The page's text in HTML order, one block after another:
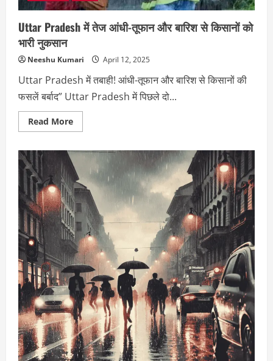
Uttar Pradesh में तेज आंधी-तूफान और बारिश से किसानों को
भारी नुकसान
Neeshu Kumari April 12, 2025
Uttar Pradesh में तबाही! आंधी-तूफान और बारिश से किसानों की
फसलें बर्बाद” Uttar Pradesh में पिछले दो...
Read MoreRead
more
Pradesh
में
तेज
आंधी-
तूफान
और
बारिश
से
किसानों
को
भारी
नुकसान